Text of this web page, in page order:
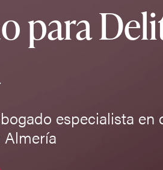
para
especialista en